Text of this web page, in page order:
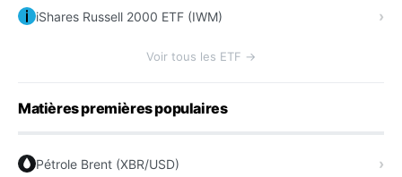
iShares Russell 2000 ETF (IWM)
Voir tous les ETF →
Matières premières populaires
Pétrole Brent (XBR/USD)